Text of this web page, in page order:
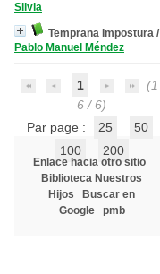
Silvia
Temprana Impostura /
Pablo Manuel Méndez
1
6 / 6)
Par page :
25
50
100
200
Enlace hacia otro sitio
Biblioteca Nuestros
Hijos
Buscar en
Google
pmb